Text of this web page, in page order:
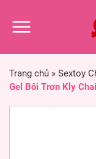
Trang chủ » Sextoy
Gel Bôi Trơn Kly